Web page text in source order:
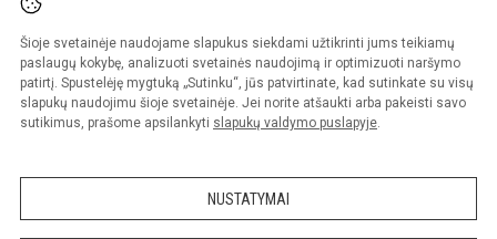
Šioje svetainėje naudojame slapukus siekdami užtikrinti jums teikiamų
paslaugų kokybę, analizuoti svetainės naudojimą ir optimizuoti naršymo
patirtį. Spustelėję mygtuką „Sutinku“, jūs patvirtinate, kad sutinkate su visų
slapukų naudojimu šioje svetainėje. Jei norite atšaukti arba pakeisti savo
sutikimus, prašome apsilankyti slapukų valdymo puslapyje.
NUSTATYMAI
© 2022. Ignalinos„Šaltinėlio “mokykla. Visos teisės saugomos.
Kopijuoti turinį be raštiško gimnazijos sutikimo griežtai draudžiama.
Prieinamumo paraiška Slapukų valdymas
Sumanus būdas atnaujinti